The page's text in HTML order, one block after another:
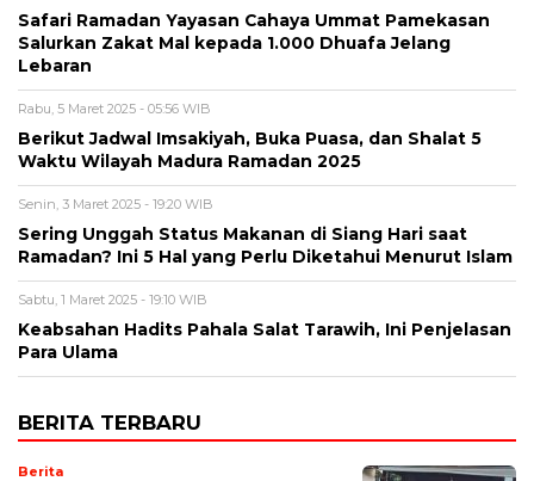
Safari Ramadan Yayasan Cahaya Ummat Pamekasan
Salurkan Zakat Mal kepada 1.000 Dhuafa Jelang
Lebaran
Rabu, 5 Maret 2025 - 05:56 WIB
Berikut Jadwal Imsakiyah, Buka Puasa, dan Shalat 5
Waktu Wilayah Madura Ramadan 2025
Senin, 3 Maret 2025 - 19:20 WIB
Sering Unggah Status Makanan di Siang Hari saat
Ramadan? Ini 5 Hal yang Perlu Diketahui Menurut Islam
Sabtu, 1 Maret 2025 - 19:10 WIB
Keabsahan Hadits Pahala Salat Tarawih, Ini Penjelasan
Para Ulama
BERITA TERBARU
Berita